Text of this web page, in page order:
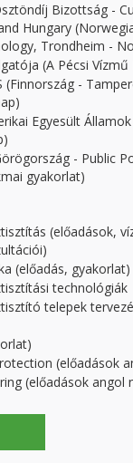
Bizottság -
Hungary
Trondheim -
(A Pécsi
(Finnország -
Egyesült
- Public
gyakorlat)
(előadások,
(előadás, gyakorlat)
technológiák
telepek
(előadások
(előadások angol